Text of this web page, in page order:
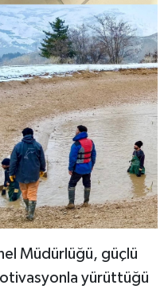
Müdürlüğü, güçlü
yürüttüğü